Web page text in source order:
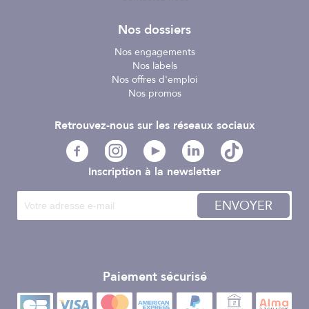
Nos dossiers
Nos engagements
Nos labels
Nos offres d'emploi
Nos promos
Inscription à la newsletter
ENVOYER
Paiement sécurisé
Retrouvez-nous sur les réseaux sociaux